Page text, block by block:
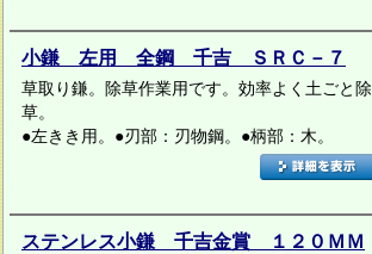
小鎌 左用 全鋼 千吉 ＳＲＣ－７
草取り鎌。除草作業用です。効率よく土ごと除
草。
●左きき用。●刃部：刃物鋼。●柄部：木。
ステンレス小鎌 千吉金賞 １２０ＭＭ